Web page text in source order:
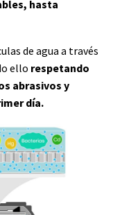
hasta
de agua a través
ello respetando
abrasivos y
día.